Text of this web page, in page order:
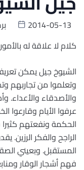
2014-05-13
كلام لا علاقة له
الشيوخ جيل يمكن
وتعلموا من تجاربهم
والأصدقاء والأعداء.
عرفوا الأيام وقارعوا
الحكمة ونفعتهم
الراجح والفكر الرزين.
المستقبل. وبعيني
فهم أشجار الوقار